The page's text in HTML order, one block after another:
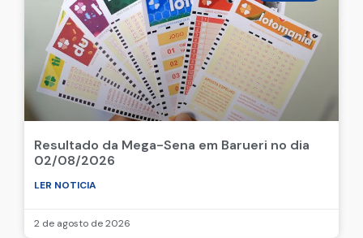
Resultado da Mega-Sena em Barueri no dia
02/08/2026
LER NOTICIA
2 de agosto de 2026